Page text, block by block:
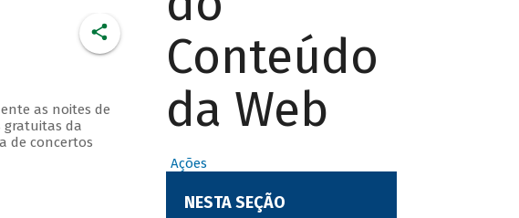
as noites de
gratuitas da
de concertos
Conteúdo
da Web
Ações
NESTA SEÇÃO